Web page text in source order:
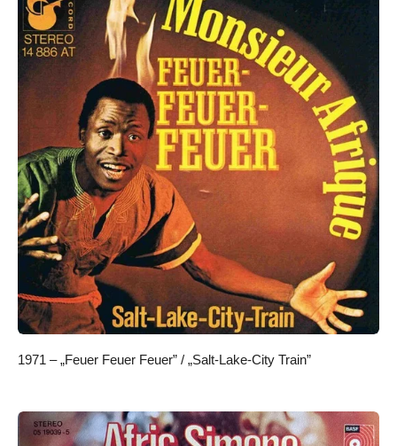
1971 – „Feuer Feuer Feuer” / „Salt-Lake-City Train”